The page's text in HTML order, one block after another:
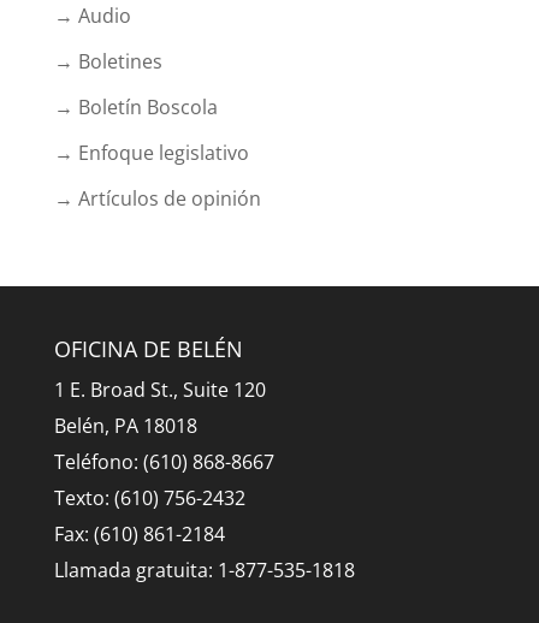
→ Audio
→ Boletines
→ Boletín Boscola
→ Enfoque legislativo
→ Artículos de opinión
OFICINA DE BELÉN
1 E. Broad St., Suite 120
Belén, PA 18018
Teléfono: (610) 868-8667
Texto: (610) 756-2432
Fax: (610) 861-2184
Llamada gratuita: 1-877-535-1818